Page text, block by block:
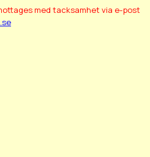
med tacksamhet via e-post